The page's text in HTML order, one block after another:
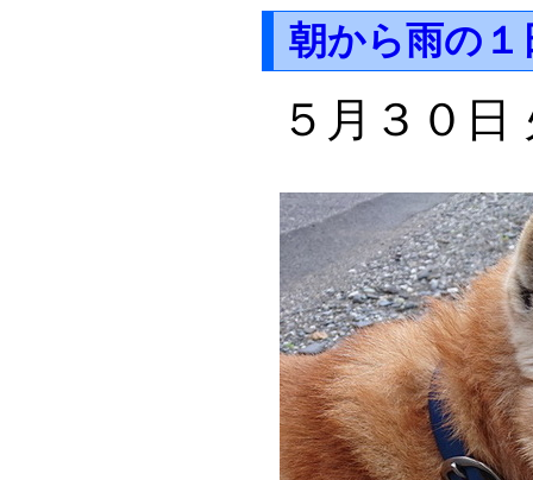
朝から雨の１
５月３０日